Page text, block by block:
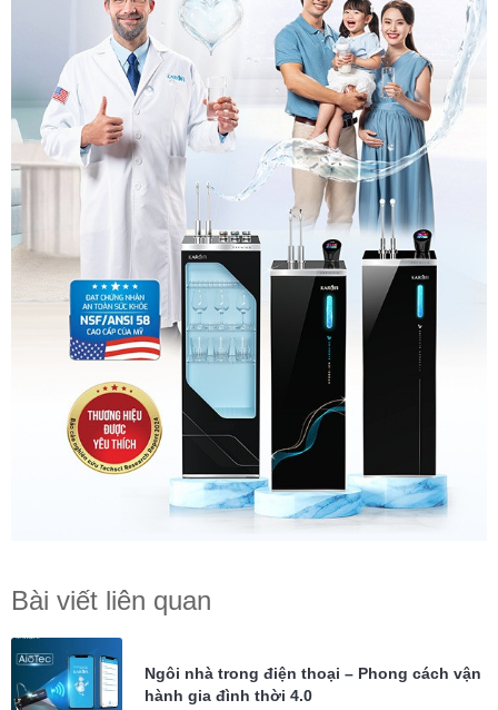
Bài viết liên quan
Ngôi nhà trong điện thoại – Phong cách vận
hành gia đình thời 4.0